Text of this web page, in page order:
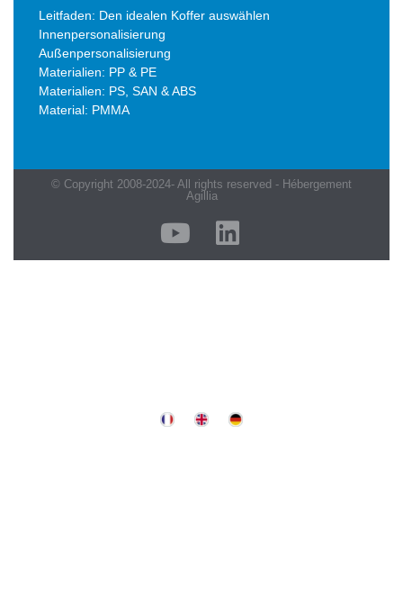
Leitfaden: Den idealen Koffer auswählen
Innenpersonalisierung
Außenpersonalisierung
Materialien: PP & PE
Materialien: PS, SAN & ABS
Material: PMMA
© Copyright 2008-2024- All rights reserved - Hébergement
Agillia